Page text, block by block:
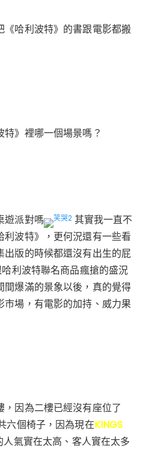
《哈利波特》的書跟電影都搬
》裡哪一個場景嗎？
遊派對嗎
其實我一直不
波特》，更何況還有一些看
版的時候都還沒有出生的屁
利波特聯名商品瘋搶的盛況
爆滿的景象以後，真的覺得
場，有電影的加持、威力果
因為二樓已經沒有座位了
六個椅子，因為現在KINGS
人氣實在太高、客人實在太多